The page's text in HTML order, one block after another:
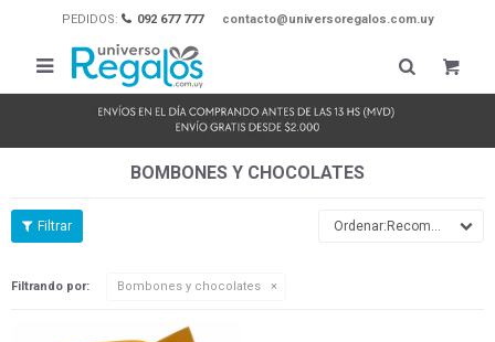
PEDIDOS: 092 677 777 contacto@universoregalos.com.uy

BOMBONES Y CHOCOLATES
Recomendados
Filtrando por: Bombones y chocolates